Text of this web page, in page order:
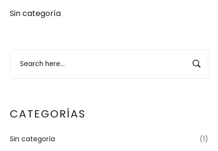
Sin categoría
CATEGORÍAS
Sin categoría (1)